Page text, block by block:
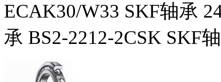
ECAK30/W33 SKF轴承
承 BS2-2212-2CSK SKF